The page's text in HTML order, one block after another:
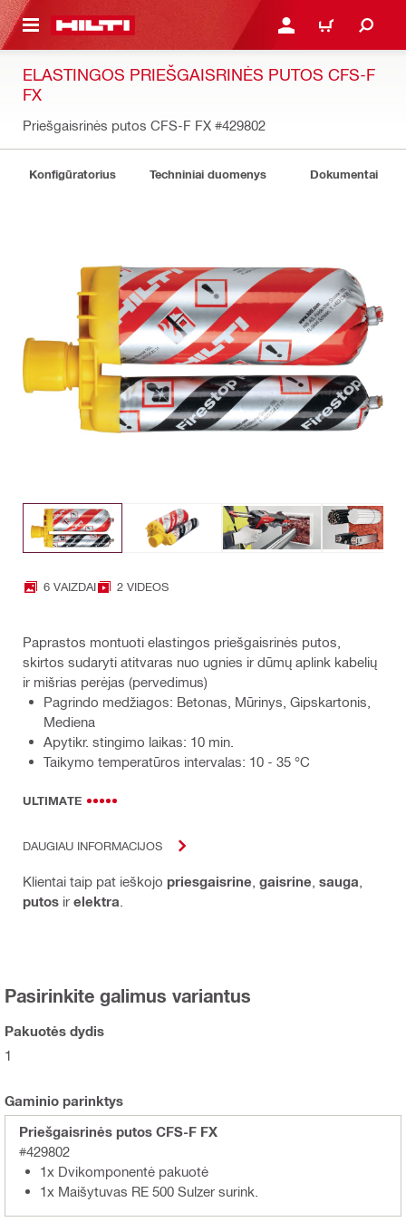
TURINIO PRISIJUNGTI ARBA
PIRKINIŲ
ELASTINGOS PRIEŠGAISRINĖS PUTOS CFS-F
FX
Priešgaisrinės putos CFS-F FX #429802
Konfigūratorius Techniniai duomenys Dokumentai
6 VAIZDAI 2 VIDEOS
Paprastos montuoti elastingos priešgaisrinės putos,
skirtos sudaryti atitvaras nuo ugnies ir dūmų aplink kabelių
ir mišrias perėjas (pervedimus)
Pagrindo medžiagos: Betonas, Mūrinys, Gipskartonis,
Mediena
Apytikr. stingimo laikas: 10 min.
Taikymo temperatūros intervalas: 10 - 35 °C
ULTIMATE
DAUGIAU INFORMACIJOS
Klientai taip pat ieškojo priesgaisrine gaisrine sauga
putos ir elektra
Pasirinkite galimus variantus
Pakuotės dydis
1
Gaminio parinktys
Priešgaisrinės putos CFS-F FX
#429802
1x Dvikomponentė pakuotė
1x Maišytuvas RE 500 Sulzer surink.